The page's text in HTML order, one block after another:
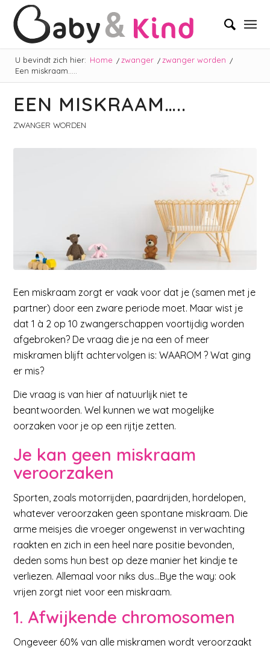
U bevindt zich hier: Home / zwanger / zwanger worden /
Een miskraam…..
EEN MISKRAAM…..
ZWANGER WORDEN
Een miskraam zorgt er vaak voor dat je (samen met je
partner) door een zware periode moet. Maar wist je
dat 1 à 2 op 10 zwangerschappen voortijdig worden
afgebroken? De vraag die je na een of meer
miskramen blijft achtervolgen is: WAAROM ? Wat ging
er mis?
Die vraag is van hier af natuurlijk niet te
beantwoorden. Wel kunnen we wat mogelijke
oorzaken voor je op een rijtje zetten.
Je kan geen miskraam
veroorzaken
Sporten, zoals motorrijden, paardrijden, hordelopen,
whatever veroorzaken geen spontane miskraam. Die
arme meisjes die vroeger ongewenst in verwachting
raakten en zich in een heel nare positie bevonden,
deden soms hun best op deze manier het kindje te
verliezen. Allemaal voor niks dus…Bye the way: ook
vrijen zorgt niet voor een miskraam.
1. Afwijkende chromosomen
Ongeveer 60% van alle miskramen wordt veroorzaakt